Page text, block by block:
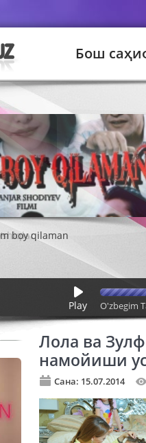
Бош
boy qilaman
Play O'zbegim
Лола ва
намойиши
Сана: 15.07.2014